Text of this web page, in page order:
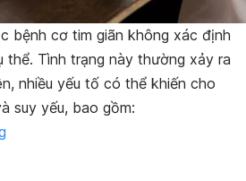
bệnh cơ tim giãn không xác định
thể. Tình trạng này thường xảy ra
nhiều yếu tố có thể khiến cho
suy yếu, bao gồm: